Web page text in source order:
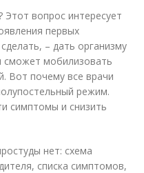
Этот вопрос интересует
первых
– дать организму
сможет мобилизовать
Вот почему все врачи
режим.
симптомы и снизить
нет: схема
списка симптомов,